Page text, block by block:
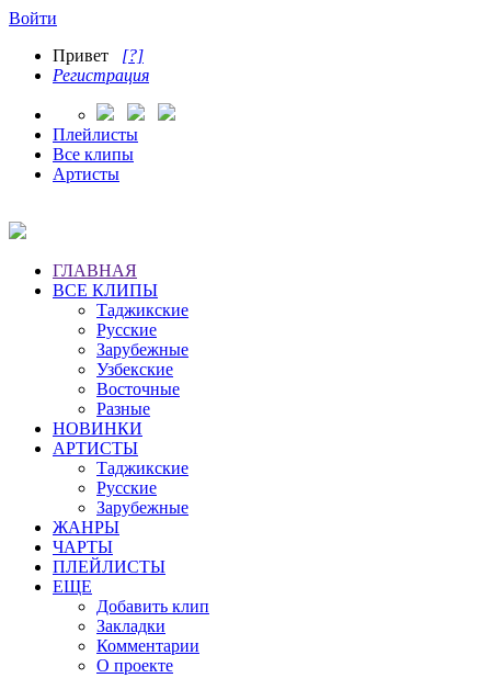
Войти
Привет [?]
Регистрация
Плейлисты
Все клипы
Артисты
ГЛАВНАЯ
ВСЕ КЛИПЫ
Таджикские
Русские
Зарубежные
Узбекские
Восточные
Разные
НОВИНКИ
АРТИСТЫ
Таджикские
Русские
Зарубежные
ЖАНРЫ
ЧАРТЫ
ПЛЕЙЛИСТЫ
ЕЩЕ
Добавить клип
Закладки
Комментарии
О проекте